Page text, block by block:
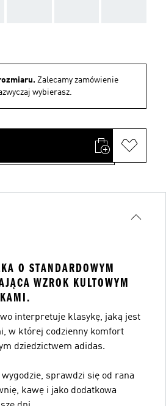
Zalecamy zamówienie
wybierasz.
O STANDARDOWYM
WZROK KULTOWYM
interpretuje klasykę, jaką jest
w której codzienny komfort
dziedzictwem adidas.
sprawdzi się od rana
kawę i jako dodatkowa